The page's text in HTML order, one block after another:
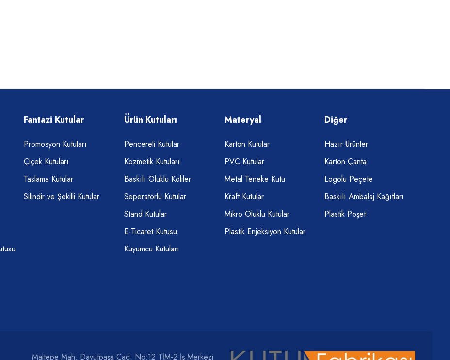
Fantazi Kutular
Promosyon Kutuları
Çiçek Kutuları
Taslama Kutular
Silindir ve Şekilli Kutular
Ürün Kutuları
Pencereli Kutular
Kozmetik Kutuları
Baskılı Oluklu Koliler
Seperatörlü Kutular
Stand Kutular
E-Ticaret Kutusu
Kuyumcu Kutuları
Materyal
Karton Kutular
PVC Kutular
Metal Teneke Kutu
Kraft Kutular
Mikro Oluklu Kutular
Plastik Enjeksiyon Kutular
Diğer
Hazır Ürünler
Karton Çanta
Logolu Peçete
Baskılı Ambalaj Kağıtları
Plastik Poşet
Maltepe Mah. Davutpaşa Cad. No:12 TİM-2 İş Merkezi